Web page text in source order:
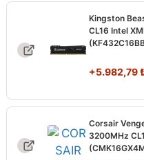
Kingston
CL16 Intel
+5.982,79
Corsair
3200MHz